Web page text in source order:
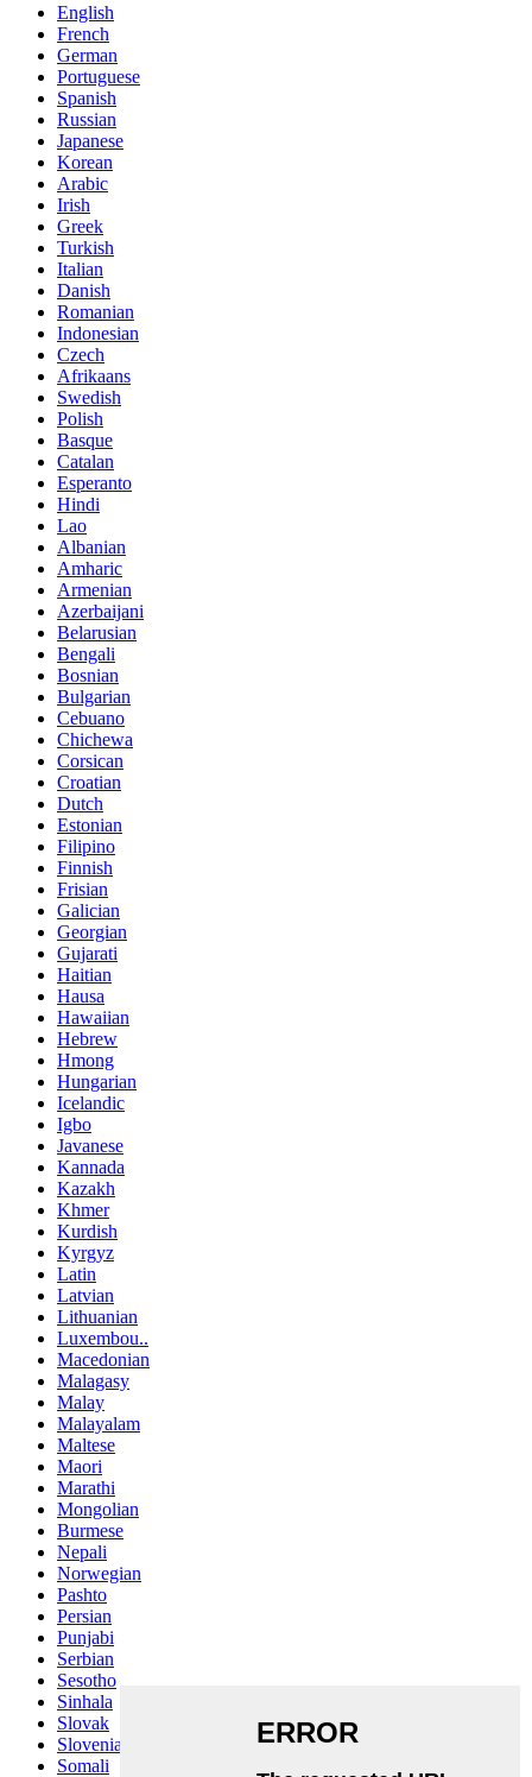
English
French
German
Portuguese
Spanish
Russian
Japanese
Korean
Arabic
Irish
Greek
Turkish
Italian
Danish
Romanian
Indonesian
Czech
Afrikaans
Swedish
Polish
Basque
Catalan
Esperanto
Hindi
Lao
Albanian
Amharic
Armenian
Azerbaijani
Belarusian
Bengali
Bosnian
Bulgarian
Cebuano
Chichewa
Corsican
Croatian
Dutch
Estonian
Filipino
Finnish
Frisian
Galician
Georgian
Gujarati
Haitian
Hausa
Hawaiian
Hebrew
Hmong
Hungarian
Icelandic
Igbo
Javanese
Kannada
Kazakh
Khmer
Kurdish
Kyrgyz
Latin
Latvian
Lithuanian
Luxembou..
Macedonian
Malagasy
Malay
Malayalam
Maltese
Maori
Marathi
Mongolian
Burmese
Nepali
Norwegian
Pashto
Persian
Punjabi
Serbian
Sesotho
Sinhala
Slovak
Slovenian
Somali